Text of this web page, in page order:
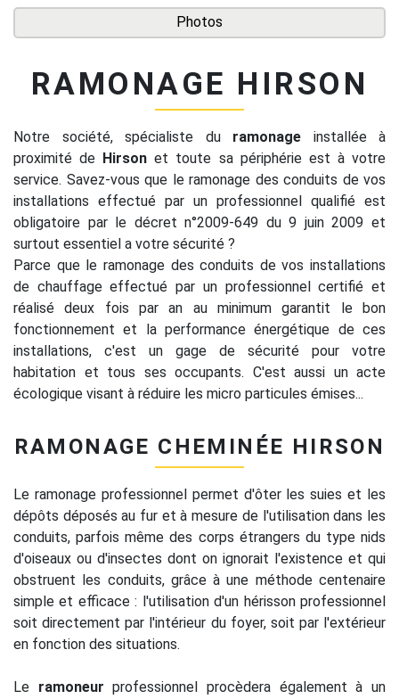
Photos
RAMONAGE HIRSON
Notre société, spécialiste du ramonage installée à
proximité de Hirson et toute sa périphérie est à votre
service. Savez-vous que le ramonage des conduits de vos
installations effectué par un professionnel qualifié est
obligatoire par le décret n°2009-649 du 9 juin 2009 et
surtout essentiel a votre sécurité ?
Parce que le ramonage des conduits de vos installations
de chauffage effectué par un professionnel certifié et
réalisé deux fois par an au minimum garantit le bon
fonctionnement et la performance énergétique de ces
installations, c'est un gage de sécurité pour votre
habitation et tous ses occupants. C'est aussi un acte
écologique visant à réduire les micro particules émises...
RAMONAGE CHEMINÉE HIRSON
Le ramonage professionnel permet d'ôter les suies et les
dépôts déposés au fur et à mesure de l'utilisation dans les
conduits, parfois même des corps étrangers du type nids
d'oiseaux ou d'insectes dont on ignorait l'existence et qui
obstruent les conduits, grâce à une méthode centenaire
simple et efficace : l'utilisation d'un hérisson professionnel
soit directement par l'intérieur du foyer, soit par l'extérieur
en fonction des situations.
Le ramoneur professionnel procèdera également à un